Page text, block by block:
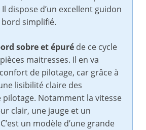
dispose d’un excellent guidon
simplifié.
sobre et épuré de ce cycle
maitresses. Il en va
de pilotage, car grâce à
lisibilité claire des
Notamment la vitesse
clair, une jauge et un
un modèle d’une grande